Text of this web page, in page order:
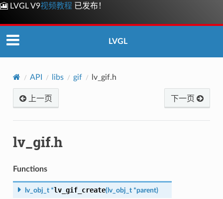
🎦 LVGL V9视频教程 已发布！
LVGL
API libs gif lv_gif.h
上一页 下一页
lv_gif.h
Functions
lv_obj_t *lv_gif_create(lv_obj_t *parent)